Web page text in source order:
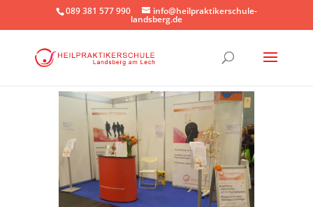
089 381 577 990 info@heilpraktikerschule-
landsberg.de